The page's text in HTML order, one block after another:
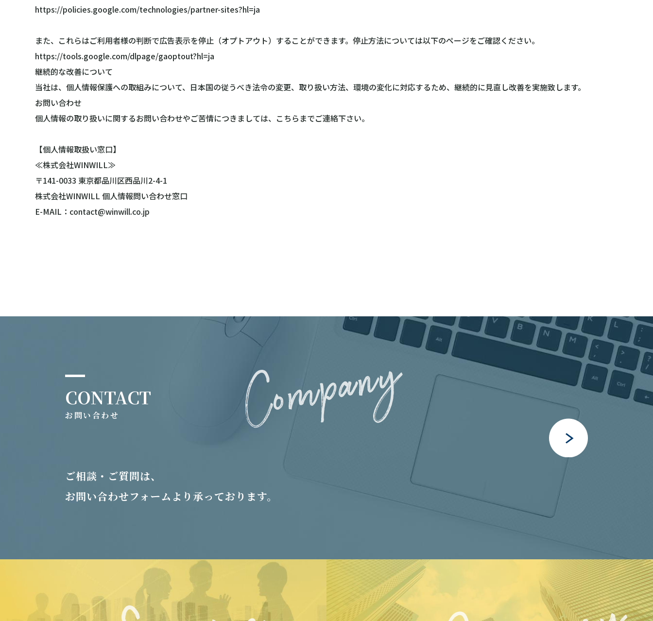
https://policies.google.com/technologies/partner-sites?hl=ja
また、これらはご利用者様の判断で広告表示を停止（オプトアウト）することができます。停止方法については以下のページをご確認ください。
https://tools.google.com/dlpage/gaoptout?hl=ja
継続的な改善について
当社は、個人情報保護への取組みについて、日本国の従うべき法令の変更、取り扱い方法、環境の変化に対応するため、継続的に見直し改善を実施致します。
お問い合わせ
個人情報の取り扱いに関するお問い合わせやご苦情につきましては、こちらまでご連絡下さい。
【個人情報取扱い窓口】
≪株式会社WINWILL≫
〒141-0033 東京都品川区西品川2-4-1
株式会社WINWILL 個人情報問い合わせ窓口
E-MAIL：contact@winwill.co.jp
CONTACT
お問い合わせ
ご相談・ご質問は、
お問い合わせフォームより承っております。